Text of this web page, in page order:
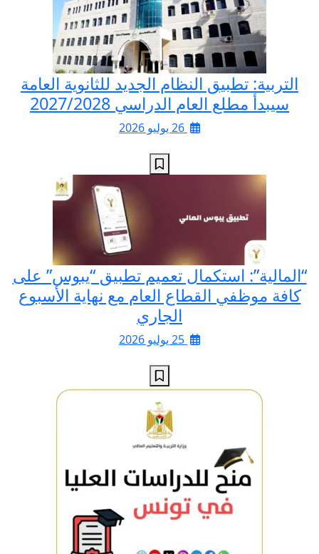
التربية: تطبيق النظام الجديد للثانوية العامة
سيبدأ مطلع العام الدراسي 2027/2028
“المالية”: استكمال تعميم تطبيق “يبوس” على
كافة موظفي القطاع العام مع نهاية الأسبوع
الجاري